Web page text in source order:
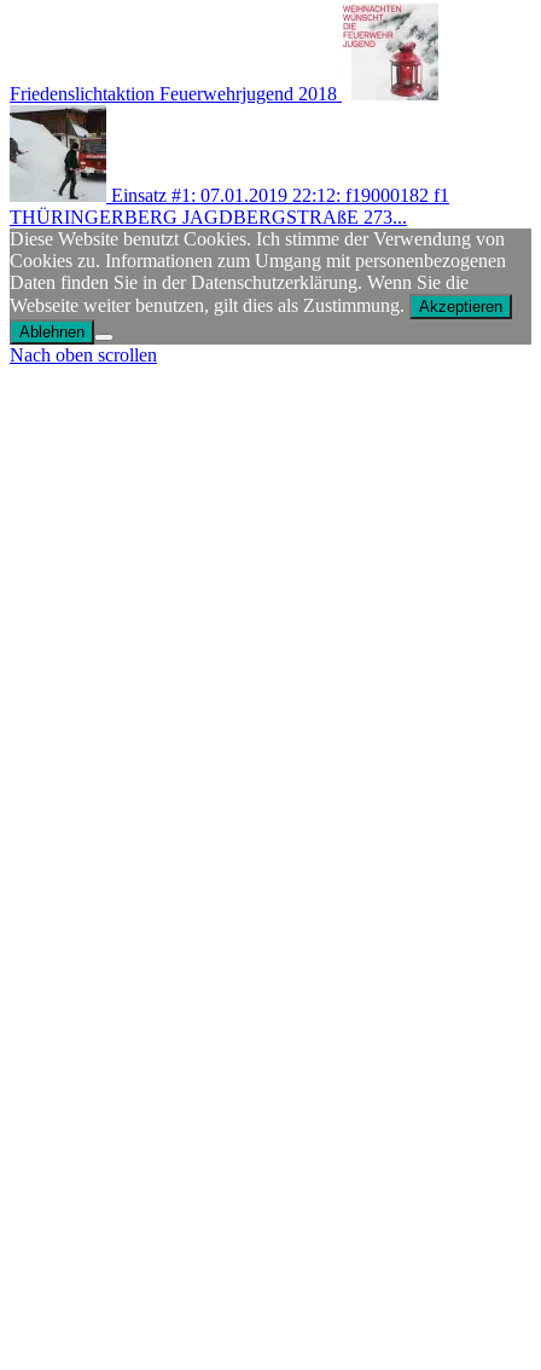
Friedenslichtaktion Feuerwehrjugend 2018
Einsatz #1: 07.01.2019 22:12: f19000182 f1
THÜRINGERBERG JAGDBERGSTRAßE 273...
Diese Website benutzt Cookies. Ich stimme der Verwendung von
Cookies zu. Informationen zum Umgang mit personenbezogenen
Daten finden Sie in der Datenschutzerklärung. Wenn Sie die
Webseite weiter benutzen, gilt dies als Zustimmung.
Akzeptieren
Ablehnen
Nach oben scrollen